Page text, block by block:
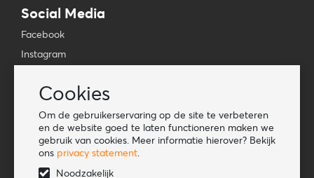
Cookies
Om de gebruikerservaring op de site te verbeteren
en de website goed te laten functioneren maken we
gebruik van cookies. Meer informatie hierover? Bekijk
ons privacy statement.
Noodzakelijk
Social Media
Facebook
Instagram
TikTok
Tools
Lookbook
Nieuwe klant